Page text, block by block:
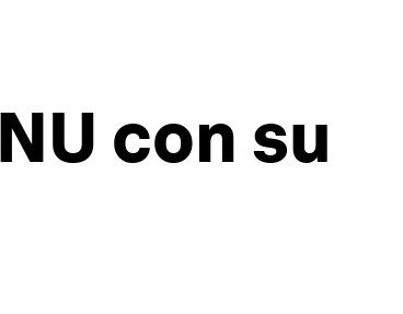
con su